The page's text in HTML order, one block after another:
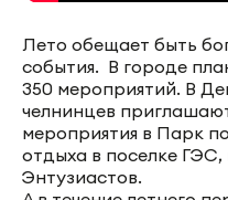
Лето обещает быть
события. В городе
350 мероприятий. В
челнинцев
мероприятия в Парк
отдыха в поселке
Энтузиастов.